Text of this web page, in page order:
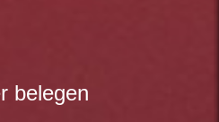
belegen